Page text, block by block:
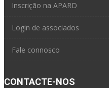
Inscrição na APARD
Login de associados
Fale connosco
CONTACTE-NOS